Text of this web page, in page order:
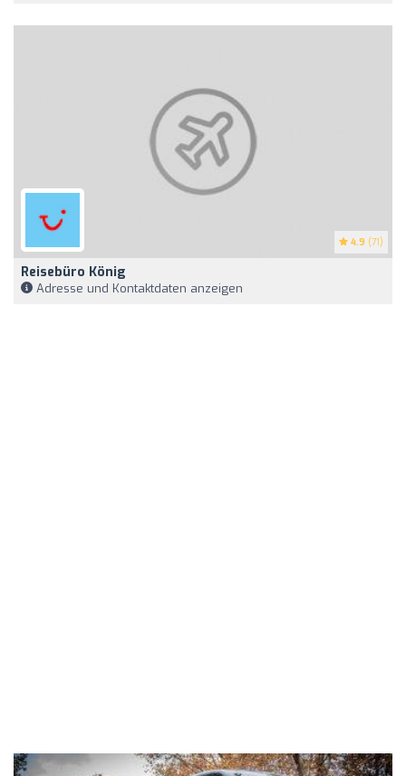
4.9 (71)
Reisebüro König
Adresse und Kontaktdaten anzeigen